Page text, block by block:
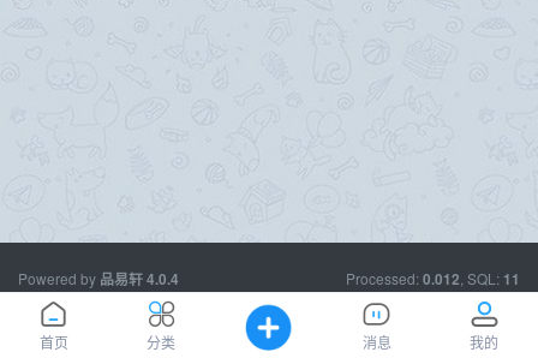
首页 分类 消息 我的
Powered by 品易轩4.0.4
欢迎您，我们一起前行。--
www.usece.com
Processed: 0.012 , SQL: 11